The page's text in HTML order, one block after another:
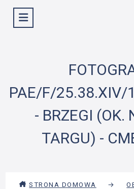
Wyświetl menu
PAE/F/25.38.XIV/
- BRZEGI (OK.
TARGU) -
STRONA DOMOWA →